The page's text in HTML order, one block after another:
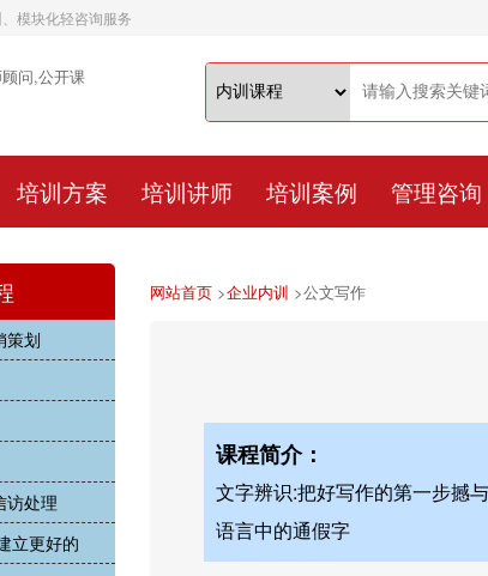
模块化轻咨询服务
培训方案 培训讲师 培训案例 管理咨询
网站首页>企业内训 >公文写作
课程简介：
文字辨识:把好写作的第一步撼
语言中的通假字
策划
访处理
立更好的